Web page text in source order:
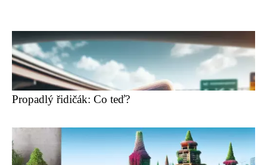
Propadlý řidičák: Co teď?